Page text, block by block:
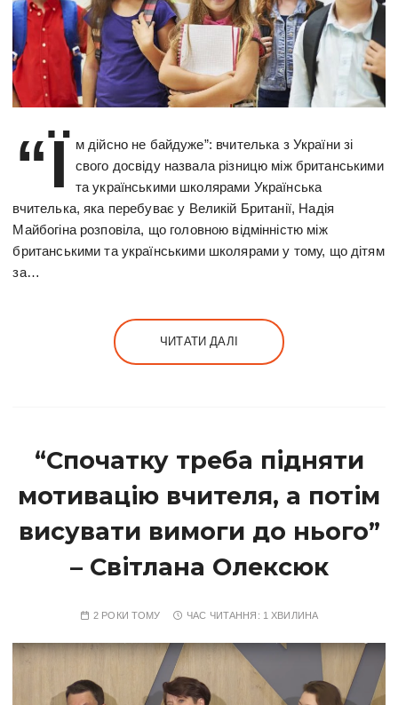
“Ї
м дійсно не байдуже”: вчителька з України зі
свого досвіду назвала різницю між британськими
та українськими школярами Українська
вчителька, яка перебуває у Великій Британії, Надія
Майбогіна розповіла, що головною відмінністю між
британськими та українськими школярами у тому, що дітям
за…
ЧИТАТИ ДАЛІ
“Спочатку треба підняти
мотивацію вчителя, а потім
висувати вимоги до нього”
– Світлана Олексюк
2 РОКИ ТОМУ ЧАС ЧИТАННЯ: 1 ХВИЛИНА